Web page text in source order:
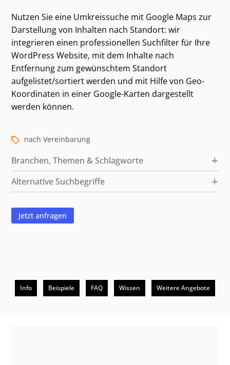
Nutzen Sie eine Umkreissuche mit Google Maps zur
Darstellung von Inhalten nach Standort: wir
integrieren einen professionellen Suchfilter für Ihre
WordPress Website, mit dem Inhalte nach
Entfernung zum gewünschtem Standort
aufgelistet/sortiert werden und mit Hilfe von Geo-
Koordinaten in einer Google-Karten dargestellt
werden können.
nach Vereinbarung
Kategorien und alternative Suchbegriffe
Branchen, Themen & Schlagworte
Alternative Suchbegriffe
Jetzt anfragen
Info Beispiele FAQ Wissen Weitere Angebote